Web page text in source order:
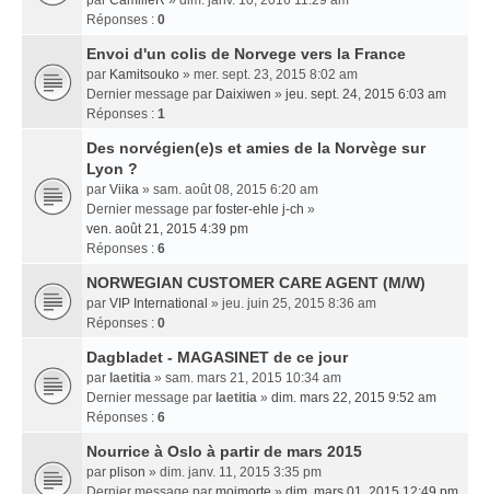
Réponses : 0
Envoi d'un colis de Norvege vers la France
par Kamitsouko » mer. sept. 23, 2015 8:02 am
Dernier message par Daixiwen » jeu. sept. 24, 2015 6:03 am
Réponses : 1
Des norvégien(e)s et amies de la Norvège sur
Lyon ?
par Viika » sam. août 08, 2015 6:20 am
Dernier message par foster-ehle j-ch »
ven. août 21, 2015 4:39 pm
Réponses : 6
NORWEGIAN CUSTOMER CARE AGENT (M/W)
par VIP International » jeu. juin 25, 2015 8:36 am
Réponses : 0
Dagbladet - MAGASINET de ce jour
par laetitia » sam. mars 21, 2015 10:34 am
Dernier message par laetitia » dim. mars 22, 2015 9:52 am
Réponses : 6
Nourrice à Oslo à partir de mars 2015
par plison » dim. janv. 11, 2015 3:35 pm